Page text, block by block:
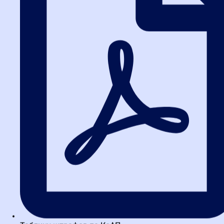
закон, но и экономит бюджет. Он умеет анализировать рынок,
рассчитывать начальную цену, оценивать добросовестность
поставщиков и минимизировать риски неисполнения
контракта. Это особенно важно при реализации крупных
Сравнение форматов обучения:
очное vs дистанционное
Выбор формата обучения зависит от ваших целей и текущей
занятости. Мы подготовили таблицу, которая поможет принять
Очное обучение в в
Москве
Практика